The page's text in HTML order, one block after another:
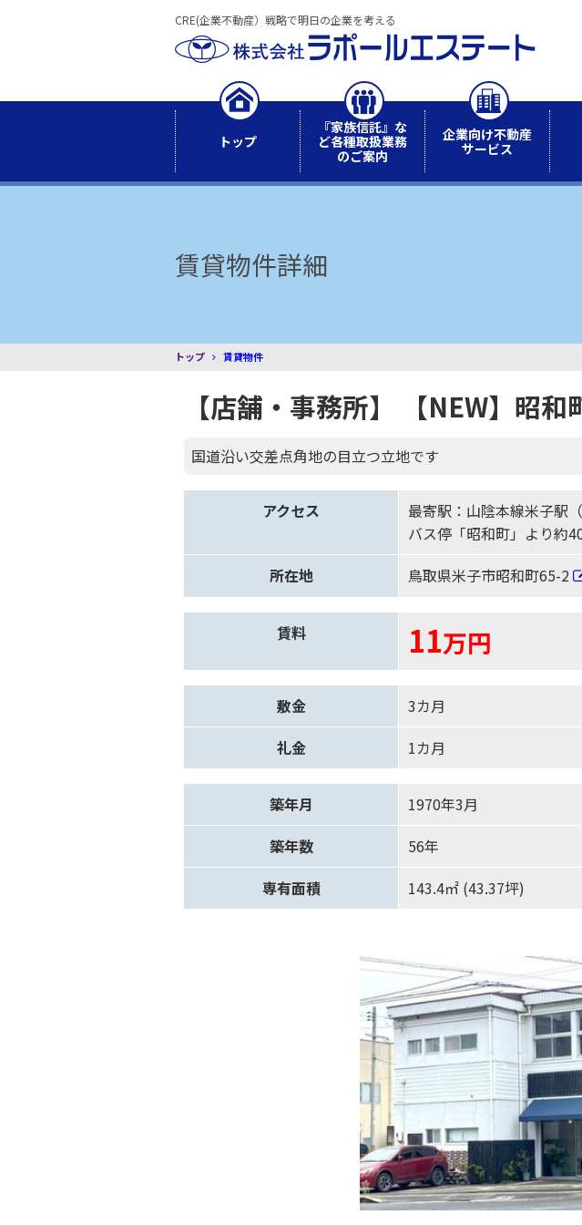
CRE(企業不動産）戦略で明日の企業を考える
トップ
『家族信託』な
ど各種取扱業務
のご案内
企業向け不動産
サービス
賃貸物件詳細
トップ 賃貸物件
店舗・事務所 【NEW】昭
国道沿い交差点角地の目立つ立地です
アクセス
最寄駅：山陰本線米子駅
バス停「昭和町」より約
所在地
鳥取県米子市昭和町65-2
賃料 11万円
敷金
3カ月
礼金
1カ月
築年月
1970年3月
築年数
56年
専有面積
143.4㎡ (43.37坪)